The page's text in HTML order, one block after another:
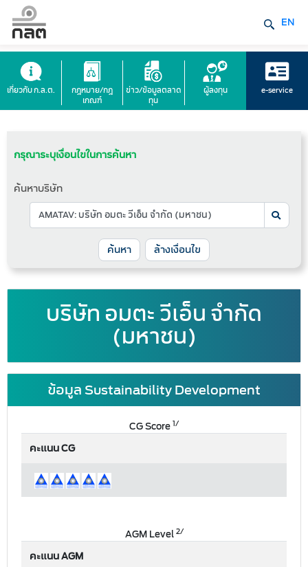
EN
เกี่ยวกับ ก.ล.ต.
กฎหมาย/กฎ
เกณฑ์
ข่าว/ข้อมูลตลาด
ทุน
ผู้ลงทุน e-service
กรุณาระบุเงื่อนไขในการค้นหา
ค้นหาบริษัท
ล้างเงื่อนไข
บริษัท อมตะ วีเอ็น จำกัด
(มหาชน)
ข้อมูล Sustainability Development
CG Score1/
คะแนน CG
AGM Level2/
คะแนน AGM